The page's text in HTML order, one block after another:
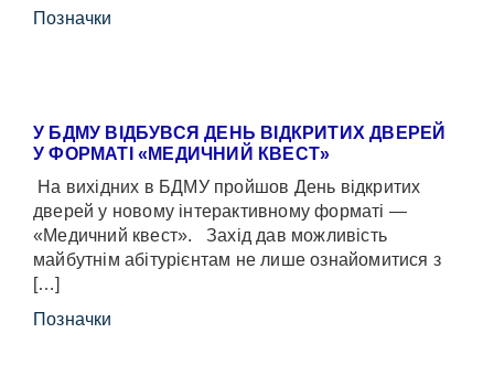
Позначки
У БДМУ ВІДБУВСЯ ДЕНЬ ВІДКРИТИХ ДВЕРЕЙ
У ФОРМАТІ «МЕДИЧНИЙ КВЕСТ»
На вихідних в БДМУ пройшов День відкритих
дверей у новому інтерактивному форматі —
«Медичний квест». Захід дав можливість
майбутнім абітурієнтам не лише ознайомитися з
[…]
Позначки